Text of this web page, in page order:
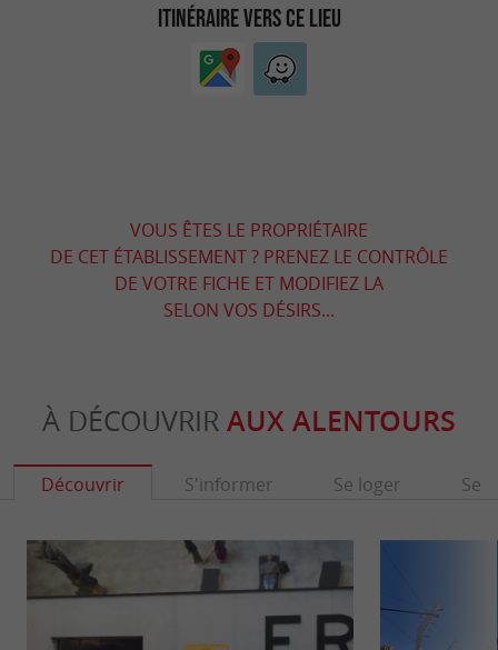
ITINÉRAIRE VERS CE LIEU
VOUS ÊTES LE PROPRIÉTAIRE
DE CET ÉTABLISSEMENT ? PRENEZ LE CONTRÔLE
DE VOTRE FICHE ET MODIFIEZ LA
SELON VOS DÉSIRS...
À DÉCOUVRIR AUX ALENTOURS
Découvrir S'informer Se loger Se